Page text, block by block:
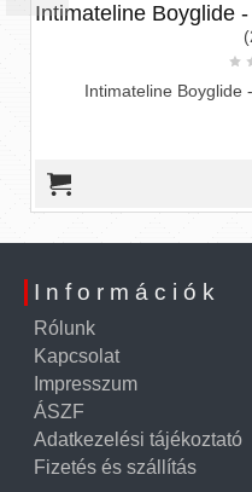
Intimateline Boyglide -
Intimateline Boyglide
Információk
Rólunk
Kapcsolat
Impresszum
ÁSZF
Adatkezelési tájékoztató
Fizetés és szállítás